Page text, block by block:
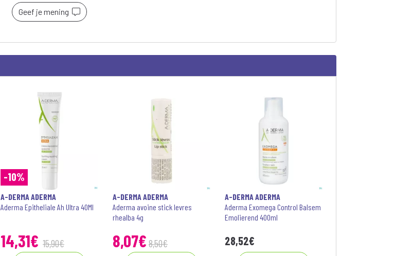
Geef je mening
-10%
A-DERMA ADERMA
Aderma Epitheliale Ah Ultra 40Ml
14,31€ 15,90€
A-DERMA ADERMA
Aderma avoine stick levres
rhealba 4g
8,07€ 8,50€
A-DERMA ADERMA
Aderma Exomega Control Balsem
Emolierend 400ml
28,52€